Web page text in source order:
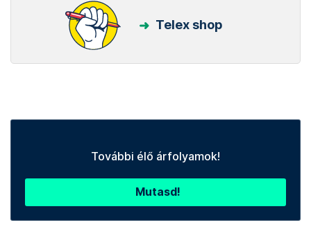
Telex shop
További élő árfolyamok!
Mutasd!